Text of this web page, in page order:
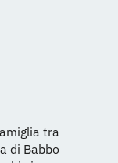
tra
di Babbo